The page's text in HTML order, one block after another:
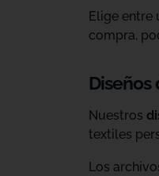
Elige entre
compra,
Diseños
Nuestros
textiles
Los